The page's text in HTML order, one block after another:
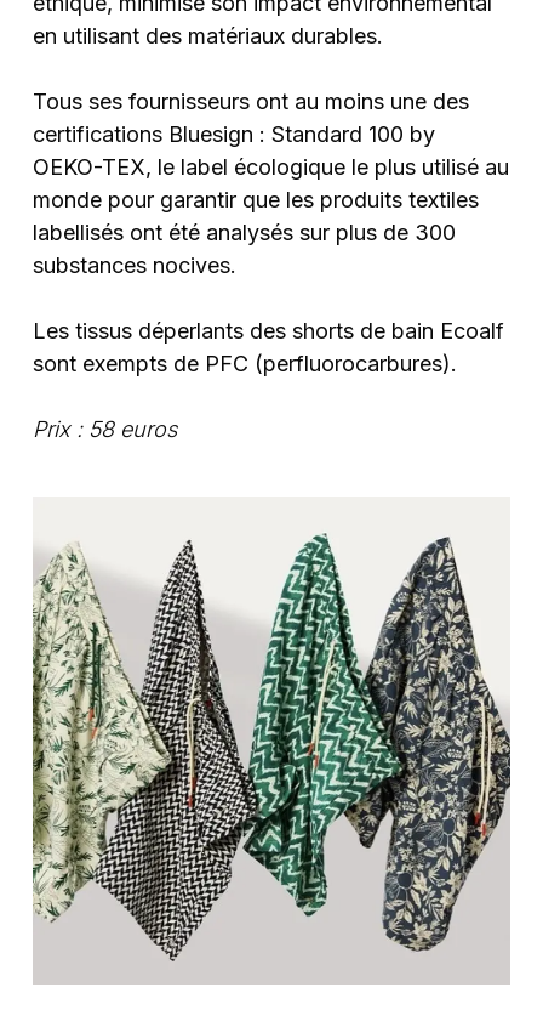
en utilisant des matériaux durables.
Tous ses fournisseurs ont au moins une des
certifications Bluesign : Standard 100 by
OEKO-TEX, le label écologique le plus utilisé au
monde pour garantir que les produits textiles
labellisés ont été analysés sur plus de 300
substances nocives.
Les tissus déperlants des shorts de bain Ecoalf
sont exempts de PFC (perfluorocarbures).
Prix : 58 euros